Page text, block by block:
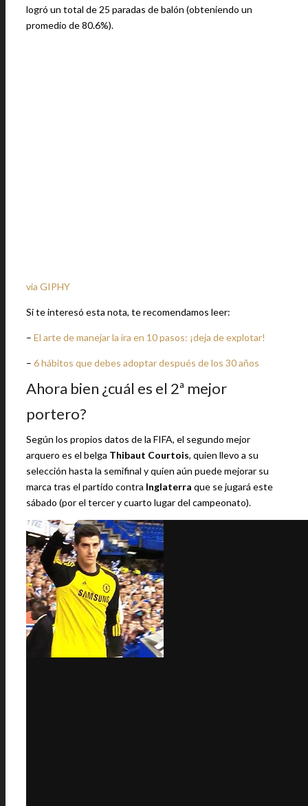
logró un total de 25 paradas de balón (obteniendo un
promedio de 80.6%).
via GIPHY
Si te interesó esta nota, te recomendamos leer:
– El arte de manejar la ira en 10 pasos: ¡deja de explotar!
– 6 hábitos que debes adoptar después de los 30 años
Ahora bien ¿cuál es el 2ª mejor
portero?
Según los propios datos de la FIFA, el segundo mejor
arquero es el belga Thibaut Courtois, quien llevo a su
selección hasta la semifinal y quien aún puede mejorar su
marca tras el partido contra Inglaterra que se jugará este
sábado (por el tercer y cuarto lugar del campeonato).